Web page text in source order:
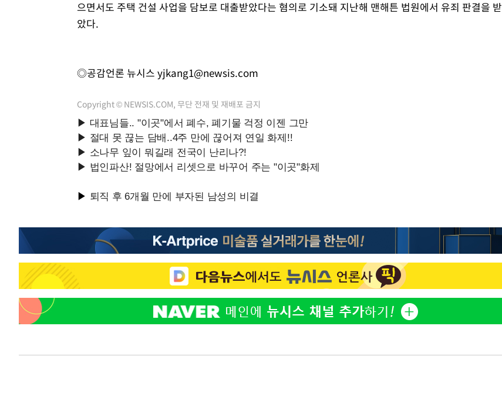
으면서도 주택 건설 사업을 담보로 대출받았다는 혐의로 기소돼 지난해 맨해튼 법원에서 유죄 판결을 받
았다.
◎공감언론 뉴시스 yjkang1@newsis.com
Copyright © NEWSIS.COM, 무단 전재 및 재배포 금지